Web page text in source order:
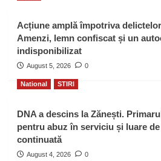
Acțiune amplă împotriva
Amenzi, lemn confiscat și un
indisponibilizat
August 5, 2026 0
National STIRI
DNA a descins la Zănești.
pentru abuz în serviciu și luare
continuată
August 4, 2026 0